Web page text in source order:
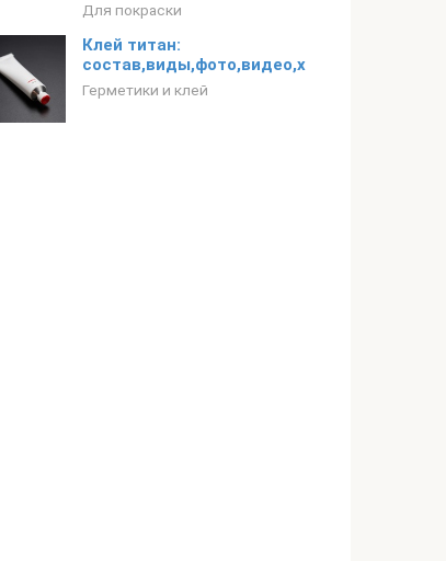
Для покраски
Клей титан:
Герметики и клей